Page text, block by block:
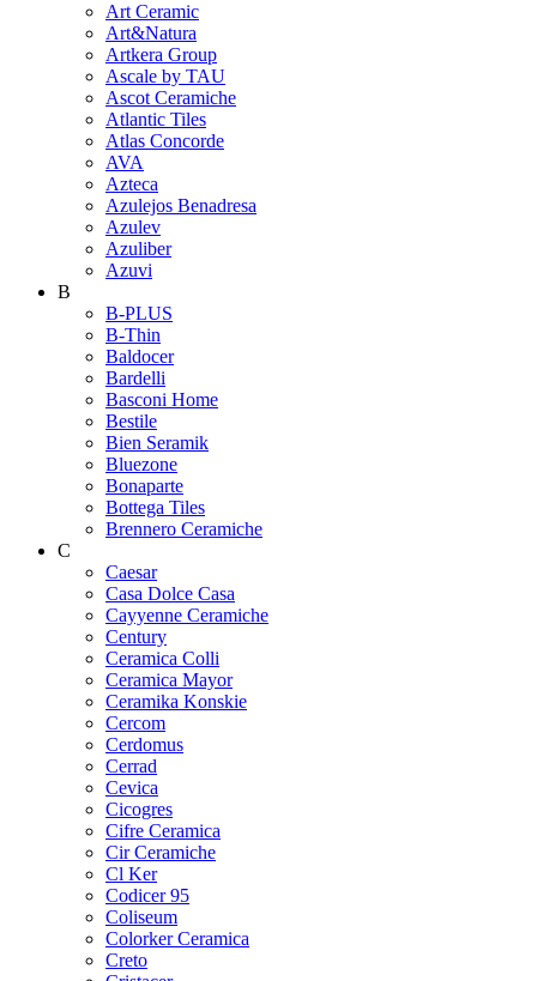
Art Ceramic
Art&Natura
Artkera Group
Ascale by TAU
Ascot Ceramiche
Atlantic Tiles
Atlas Concorde
AVA
Azteca
Azulejos Benadresa
Azulev
Azuliber
Azuvi
B
B-PLUS
B-Thin
Baldocer
Bardelli
Basconi Home
Bestile
Bien Seramik
Bluezone
Bonaparte
Bottega Tiles
Brennero Ceramiche
C
Caesar
Casa Dolce Casa
Cayyenne Ceramiche
Century
Ceramica Colli
Ceramica Mayor
Ceramika Konskie
Cercom
Cerdomus
Cerrad
Cevica
Cicogres
Cifre Ceramica
Cir Ceramiche
Cl Ker
Codicer 95
Coliseum
Colorker Ceramica
Creto